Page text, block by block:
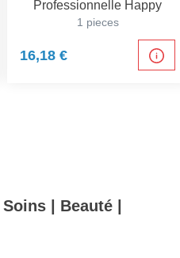
Professionnelle Happy
1 pieces
16,18 €
| Beauté |